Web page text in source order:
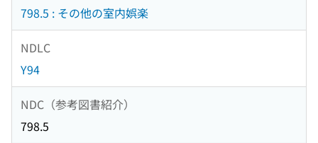
798.5 : その他の室内娯楽
NDLC
Y94
NDC（参考図書紹介）
798.5